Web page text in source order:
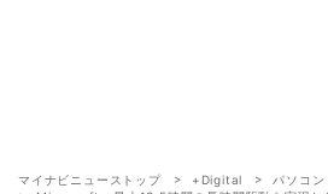
マイナビニューストップ +Digital パソコン